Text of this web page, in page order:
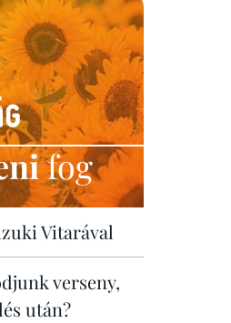
fog
Vitarával
verseny,
után?